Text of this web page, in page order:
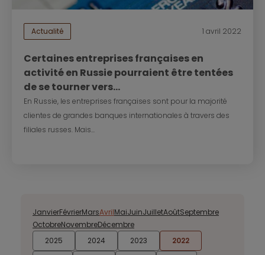
Actualité 1 avril 2022
Certaines entreprises françaises en
activité en Russie pourraient être tentées
de se tourner vers...
En Russie, les entreprises françaises sont pour la majorité
clientes de grandes banques internationales à travers des
filiales russes. Mais...
2025 2024 2023
2022
JanvierFévrierMarsAvrilMaiJuinJuilletAoûtSeptembre
OctobreNovembreDécembre